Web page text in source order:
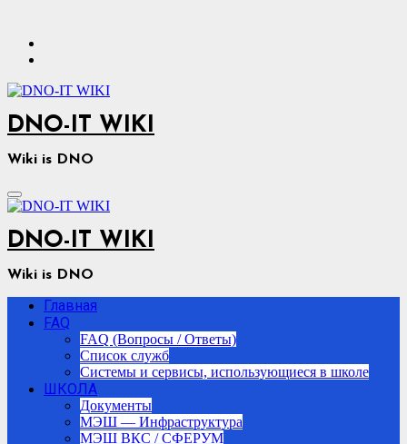
содержимому
DNO-IT WIKI
Wiki is DNO
DNO-IT WIKI
Wiki is DNO
Главная
FAQ
FAQ (Вопросы / Ответы)
Список служб
Системы и сервисы, использующиеся в школе
ШКОЛА
Документы
МЭШ — Инфраструктура
МЭШ ВКС / СФЕРУМ